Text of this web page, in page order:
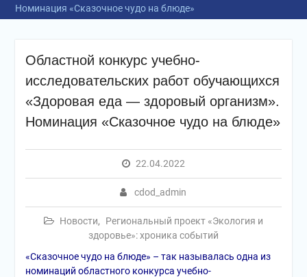
Номинация «Сказочное чудо на блюде»
Областной конкурс учебно-
исследовательских работ обучающихся
«Здоровая еда — здоровый организм».
Номинация «Сказочное чудо на блюде»
22.04.2022
cdod_admin
Новости,
Региональный проект «Экология и
здоровье»: хроника событий
«Сказочное чудо на блюде» – так называлась одна из
номинаций областного конкурса учебно-